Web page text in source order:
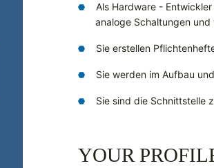
Als Hardware -
analoge Schaltungen
Sie erstellen
Sie werden im Aufbau
Sie sind die Schnittstelle
YOUR